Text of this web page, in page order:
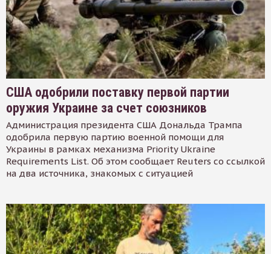
США одобрили поставку первой партии
оружия Украине за счет союзников
Администрация президента США Дональда Трампа
одобрила первую партию военной помощи для
Украины в рамках механизма Priority Ukraine
Requirements List. Об этом сообщает Reuters со ссылкой
на два источника, знакомых с ситуацией